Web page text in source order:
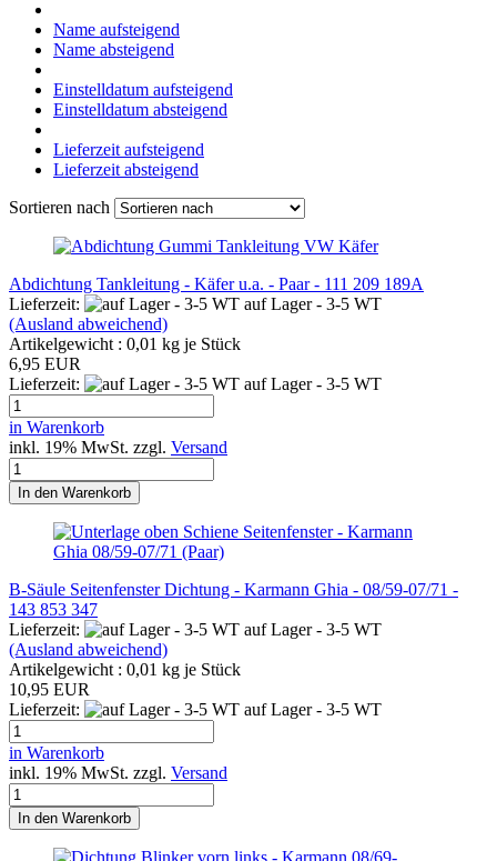
Name aufsteigend
Name absteigend
Einstelldatum aufsteigend
Einstelldatum absteigend
Lieferzeit aufsteigend
Lieferzeit absteigend
Sortieren nach
Abdichtung Tankleitung - Käfer u.a. - Paar - 111 209 189A
Lieferzeit:
auf Lager - 3-5 WT
(Ausland abweichend)
Artikelgewicht : 0,01 kg je Stück
6,95 EUR
Lieferzeit:
auf Lager - 3-5 WT
in Warenkorb
inkl. 19% MwSt. zzgl. Versand
In den Warenkorb
B-Säule Seitenfenster Dichtung - Karmann Ghia - 08/59-07/71 -
143 853 347
Lieferzeit:
auf Lager - 3-5 WT
(Ausland abweichend)
Artikelgewicht : 0,01 kg je Stück
10,95 EUR
Lieferzeit:
auf Lager - 3-5 WT
in Warenkorb
inkl. 19% MwSt. zzgl. Versand
In den Warenkorb